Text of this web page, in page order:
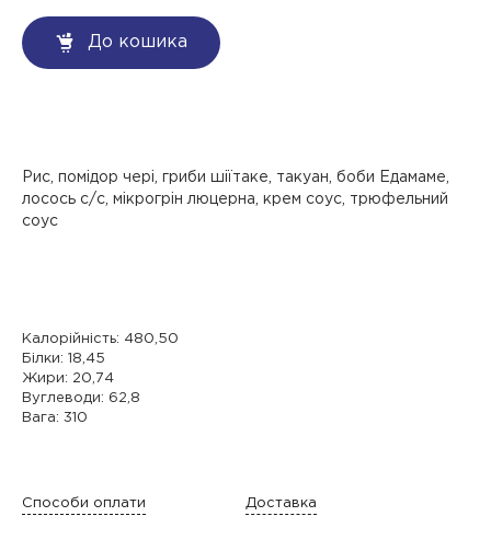
До кошика
Рис, помідор чері, гриби шіїтаке, такуан, боби Едамаме,
лосось с/с, мікрогрін люцерна, крем соус, трюфельний
соус
Калорійність: 480,50
Білки: 18,45
Жири: 20,74
Вуглеводи: 62,8
Вага: 310
Способи оплати Доставка